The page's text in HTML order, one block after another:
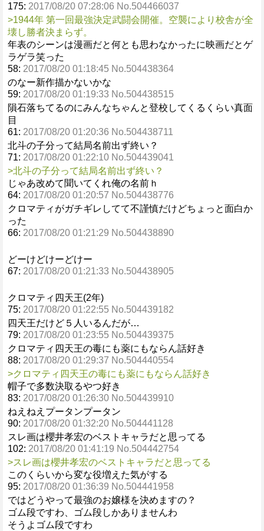
175: 2017/08/20 07:28:06 No.504466037
>1944年 第一回最強決定武闘会開催。空襲により校舎が全
壊し勝者決まらず。
年表のシーンは漫画だと何とも思わなかったに映画だとゲ
ラゲラ笑った
58: 2017/08/20 01:18:45 No.504438364
のなー新作描かないかな
59: 2017/08/20 01:19:33 No.504438515
隕石落ちてるのにみんなちゃんと登校してくるくらい真面
目
61: 2017/08/20 01:20:36 No.504438711
北斗の子分って結局名前出ず終い？
71: 2017/08/20 01:22:10 No.504439041
>北斗の子分って結局名前出ず終い？
じゃあ改めて聞いてくれ俺の名前ｈ
64: 2017/08/20 01:20:57 No.504438776
クロマティがガチギレしてて不謹慎だけどちょっと面白か
った
66: 2017/08/20 01:21:29 No.504438890
どーけどけーどけー
67: 2017/08/20 01:21:33 No.504438905
クロマティ四天王(2年)
75: 2017/08/20 01:22:55 No.504439182
四天王だけど５人いるんだが…
79: 2017/08/20 01:23:55 No.504439375
クロマティ四天王の毒にも薬にもならん話好き
88: 2017/08/20 01:29:37 No.504440554
>クロマティ四天王の毒にも薬にもならん話好き
帽子で多数決取るやつ好き
83: 2017/08/20 01:26:30 No.504439910
ねえねえプータンプータン
90: 2017/08/20 01:32:20 No.504441128
スレ画は櫻井孝宏のベストキャラだと思ってる
102: 2017/08/20 01:41:19 No.504442754
>スレ画は櫻井孝宏のベストキャラだと思ってる
このくらいから変な役増えた気がする
95: 2017/08/20 01:36:39 No.504441958
ではどうやって最強のお嬢様を決めますの？
ゴム段ですわ、ゴム段しかありませんわ
そうよゴム段ですわ